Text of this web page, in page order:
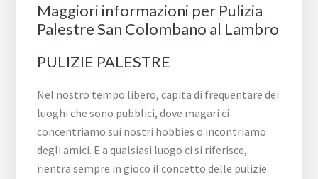
Maggiori informazioni per Pulizia
Palestre San Colombano al Lambro
PULIZIE PALESTRE
Nel nostro tempo libero, capita di frequentare dei
luoghi che sono pubblici, dove magari ci
concentriamo sui nostri hobbies o incontriamo
degli amici. E a qualsiasi luogo ci si riferisce,
rientra sempre in gioco il concetto delle pulizie.